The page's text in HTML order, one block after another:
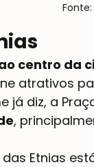
centro da
atrativos
já diz, a
,
Etnias